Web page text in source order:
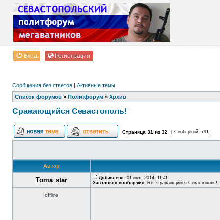
Вход Регистрация
Сообщения без ответов | Активные темы
Список форумов » Политфорум » Архив
Сражающийся Севастополь!
Страница 31 из 32 [ Сообщений: 791 ]
Автор
Toma_star Добавлено: 01 июл, 2014, 11:41
Заголовок сообщения: Re: Сражающийся Севастополь!
offline